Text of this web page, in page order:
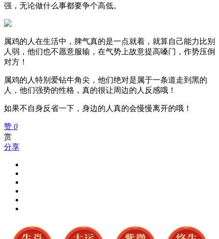
强，无论做什么事都要争个高低。
属鸡的人在生活中，脾气真的是一点就着，就算自己能力比别
人弱，他们也不愿意服输，在气势上故意提高嗓门，作势压倒
对方！
属鸡的人特别爱钻牛角尖，他们绝对是属于一条道走到黑的
人，他们强势的性格，真的很让周边的人反感哦！
如果不自身反省一下，身边的人真的会慢慢离开的哦！
赞 0
赏
分享